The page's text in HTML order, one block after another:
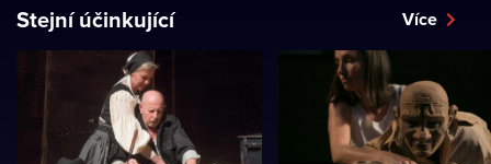
Stejní účinkující Více